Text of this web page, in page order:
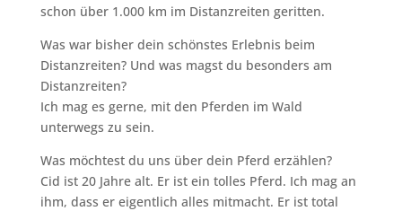
schon über 1.000 km im Distanzreiten geritten.
Was war bisher dein schönstes Erlebnis beim
Distanzreiten? Und was magst du besonders am
Distanzreiten?
Ich mag es gerne, mit den Pferden im Wald
unterwegs zu sein.
Was möchtest du uns über dein Pferd erzählen?
Cid ist 20 Jahre alt. Er ist ein tolles Pferd. Ich mag an
ihm, dass er eigentlich alles mitmacht. Er ist total